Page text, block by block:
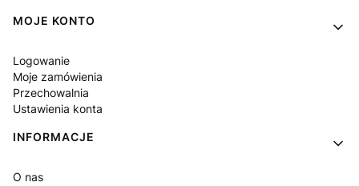
MOJE KONTO
Logowanie
Moje zamówienia
Przechowalnia
Ustawienia konta
INFORMACJE
O nas